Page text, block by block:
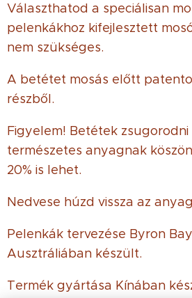
Választhatod a speciálisan
pelenkákhoz kifejlesztett
nem szükséges.
A betétet mosás előtt
részből.
Figyelem! Betétek
természetes anyagnak
20% is lehet.
Nedvese húzd vissza az
Pelenkák tervezése Byron
Ausztráliában készült.
Termék gyártása Kínában